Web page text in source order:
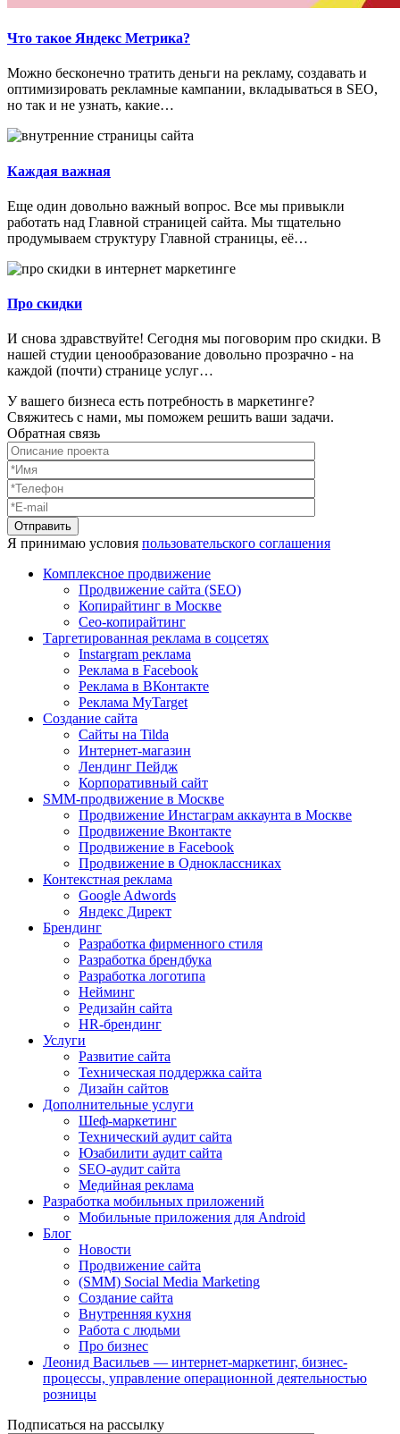
Что такое Яндекс Метрика?
Можно бесконечно тратить деньги на рекламу, создавать и
оптимизировать рекламные кампании, вкладываться в SEO,
но так и не узнать, какие…
Каждая важная
Еще один довольно важный вопрос. Все мы привыкли
работать над Главной страницей сайта. Мы тщательно
продумываем структуру Главной страницы, её…
Про скидки
И снова здравствуйте! Сегодня мы поговорим про скидки. В
нашей студии ценообразование довольно прозрачно - на
каждой (почти) странице услуг…
У вашего бизнеса есть потребность в маркетинге?
Свяжитесь с нами, мы поможем решить ваши задачи.
Обратная связь
Я принимаю условия пользовательского соглашения
Комплексное продвижение
Продвижение сайта (SEO)
Копирайтинг в Москве
Сео-копирайтинг
Таргетированная реклама в соцсетях
Instargram реклама
Реклама в Facebook
Реклама в ВКонтакте
Реклама MyTarget
Создание сайта
Сайты на Tilda
Интернет-магазин
Лендинг Пейдж
Корпоративный сайт
SMM-продвижение в Москве
Продвижение Инстаграм аккаунта в Москве
Продвижение Вконтакте
Продвижение в Facebook
Продвижение в Одноклассниках
Контекстная реклама
Google Adwords
Яндекс Директ
Брендинг
Разработка фирменного стиля
Разработка брендбука
Разработка логотипа
Нейминг
Редизайн сайта
HR-брендинг
Услуги
Развитие сайта
Техническая поддержка сайта
Дизайн сайтов
Дополнительные услуги
Шеф-маркетинг
Технический аудит сайта
Юзабилити аудит сайта
SEO-аудит сайта
Медийная реклама
Разработка мобильных приложений
Мобильные приложения для Android
Блог
Новости
Продвижение сайта
(SMM) Social Media Marketing
Создание сайта
Внутренняя кухня
Работа с людьми
Про бизнес
Леонид Васильев — интернет-маркетинг, бизнес-
процессы, управление операционной деятельностью
розницы
Подписаться на рассылку